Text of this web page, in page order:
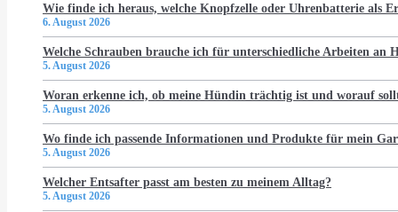
Wie finde ich heraus, welche Knopfzelle oder Uhrenbatterie als
6. August 2026
Welche Schrauben brauche ich für unterschiedliche Arbeiten an
5. August 2026
Woran erkenne ich, ob meine Hündin trächtig ist und worauf
5. August 2026
Wo finde ich passende Informationen und Produkte für mein
5. August 2026
Welcher Entsafter passt am besten zu meinem Alltag?
5. August 2026